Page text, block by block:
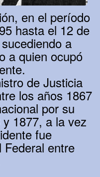
en el período
hasta el 12 de
a
a quien ocupó
de Justicia
los años 1867
por su
1877, a la vez
fue
Federal entre